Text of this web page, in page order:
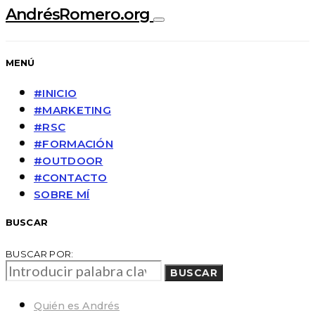
AndrésRomero.org
MENÚ
#INICIO
#MARKETING
#RSC
#FORMACIÓN
#OUTDOOR
#CONTACTO
SOBRE MÍ
BUSCAR
BUSCAR POR:
BUSCAR
Quién es Andrés